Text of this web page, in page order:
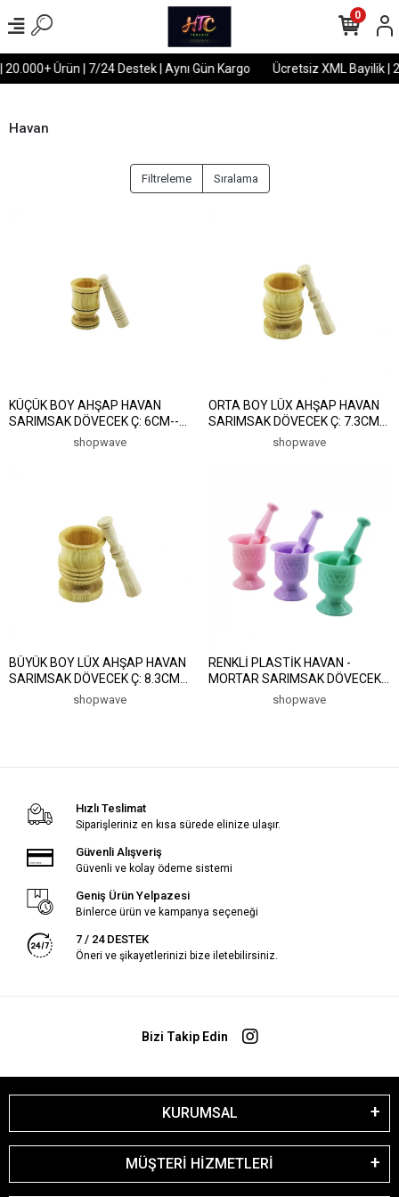
Ürün | 7/24 Destek | Aynı Gün Kargo Ücretsiz XML Bayilik |
0
Havan
Filtreleme Sıralama
KÜÇÜK BOY AHŞAP HAVAN
SARIMSAK DÖVECEK Ç: 6CM--D:
4CM--Y: 8.8CM FİLELİ AMBALAJ
shopwave
ORTA BOY LÜX AHŞAP HAVAN
SARIMSAK DÖVECEK Ç: 7.3CM--
D: 6.5CM--Y: 10.5CM FİLELİ
AMBALAJ (5047)
shopwave
BÜYÜK BOY LÜX AHŞAP HAVAN
SARIMSAK DÖVECEK Ç: 8.3CM--
D: 7CM--Y: 12CM FİLELİ
AMBALAJ (5047)
shopwave
RENKLİ PLASTİK HAVAN -
MORTAR SARIMSAK DÖVECEK
shopwave
Hızlı Teslimat
Siparişleriniz en kısa sürede elinize ulaşır.
Güvenli Alışveriş
Güvenli ve kolay ödeme sistemi
Geniş Ürün Yelpazesi
Binlerce ürün ve kampanya seçeneği
7 / 24 DESTEK
Öneri ve şikayetlerinizi bize iletebilirsiniz.
Bizi Takip Edin
KURUMSAL
MÜŞTERİ HİZMETLERİ